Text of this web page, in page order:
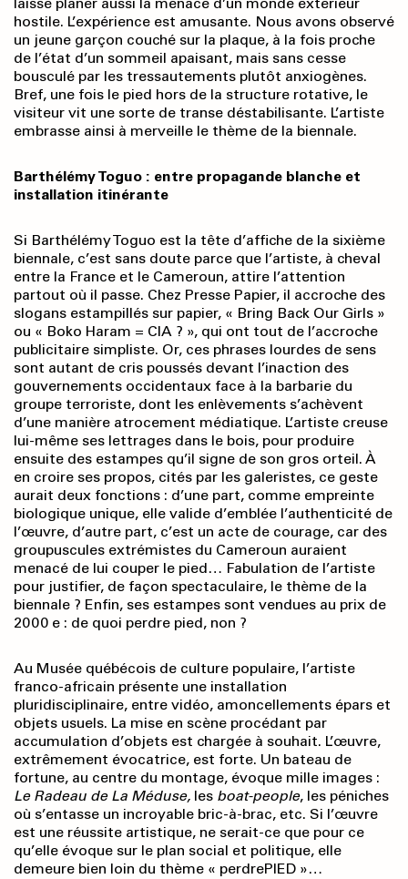
hostile. L’expérience est amusante. Nous avons observé
un jeune garçon couché sur la plaque, à la fois proche
de l’état d’un sommeil apaisant, mais sans cesse
bousculé par les tressautements plutôt anxiogènes.
Bref, une fois le pied hors de la structure rotative, le
visiteur vit une sorte de transe déstabilisante. L’artiste
embrasse ainsi à merveille le thème de la biennale.
Barthélémy Toguo : entre propagande blanche et
installation itinérante
Si Barthélémy Toguo est la tête d’affiche de la sixième
biennale, c’est sans doute parce que l’artiste, à cheval
entre la France et le Cameroun, attire l’attention
partout où il passe. Chez Presse Papier, il accroche des
slogans estampillés sur papier, « Bring Back Our Girls »
ou « Boko Haram = CIA ? », qui ont tout de l’accroche
publicitaire simpliste. Or, ces phrases lourdes de sens
sont autant de cris poussés devant l’inaction des
gouvernements occidentaux face à la barbarie du
groupe terroriste, dont les enlèvements s’achèvent
d’une manière atrocement médiatique. L’artiste creuse
lui-même ses lettrages dans le bois, pour produire
ensuite des estampes qu’il signe de son gros orteil. À
en croire ses propos, cités par les galeristes, ce geste
aurait deux fonctions : d’une part, comme empreinte
biologique unique, elle valide d’emblée l’authenticité de
l’œuvre, d’autre part, c’est un acte de courage, car des
groupuscules extrémistes du Cameroun auraient
menacé de lui couper le pied… Fabu­lation de l’artiste
pour justifier, de façon spectaculaire, le thème de la
biennale ? Enfin, ses estampes sont vendues au prix de
2000 e : de quoi perdre pied, non ?
Au Musée québécois de culture populaire, l’artiste
franco-africain présente une installation
pluridisciplinaire, entre vidéo, amoncellements épars et
objets usuels. La mise en scène procédant par
accumulation d’objets est chargée à souhait. L’œuvre,
extrêmement évocatrice, est forte. Un bateau de
fortune, au centre du montage, évoque mille images :
Le Radeau de La Méduse, les boat-people, les péniches
où s’entasse un incroyable bric-à-brac, etc. Si l’œuvre
est une réussite artistique, ne serait-ce que pour ce
qu’elle évoque sur le plan social et politique, elle
demeure bien loin du thème « perdrePIED »…